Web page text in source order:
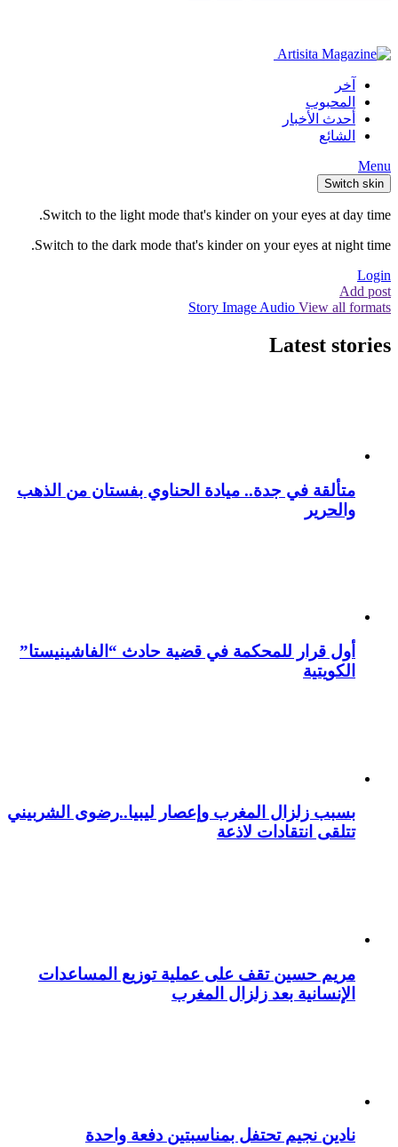
آخر
المحبوب
أحدث الأخبار
الشائع
Menu
Switch skin
Switch to the light mode that's kinder on your eyes at day time.
Switch to the dark mode that's kinder on your eyes at night time.
Login
Add post
Story Image Audio View all formats
Latest stories
متألقة في جدة.. ميادة الحناوي بفستان من الذهب
والحرير
أول قرار للمحكمة في قضية حادث “الفاشينيستا”
الكويتية
بسبب زلزال المغرب وإعصار ليبيا..رضوى الشربيني
تتلقى انتقادات لاذعة
مريم حسين تقف على عملية توزيع المساعدات
الإنسانية بعد زلزال المغرب
نادين نجيم تحتفل بمناسبتين دفعة واحدة